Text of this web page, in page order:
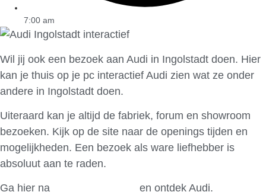
7:00 am
Wil jij ook een bezoek aan Audi in Ingolstadt doen. Hier
kan je thuis op je pc interactief Audi zien wat ze onder
andere in Ingolstadt doen.
Uiteraard kan je altijd de fabriek, forum en showroom
bezoeken. Kijk op de site naar de openings tijden en
mogelijkheden. Een bezoek als ware liefhebber is
absoluut aan te raden.
Ga hier na en ontdek Audi.